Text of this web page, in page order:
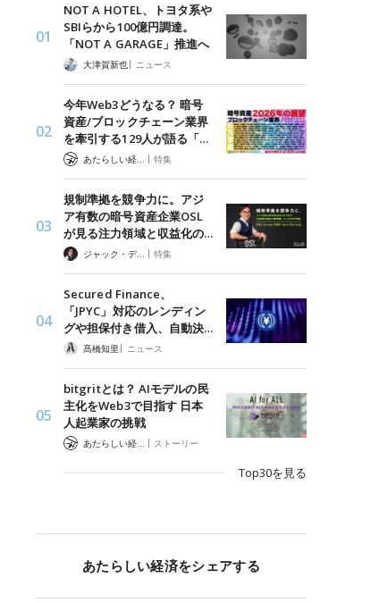
NOT A HOTEL、トヨタ系や
SBIらから100億円調達。
「NOT A GARAGE」推進へ
大津賀新也| ニュース
今年Web3どうなる？ 暗号
資産/ブロックチェーン業界
を牽引する129人が語る「…
| 特集
規制準拠を競争力に。アジ
ア有数の暗号資産企業OSL
が見る注力領域と収益化の…
ジャック・デロン（Jack Derong） | 特集
Secured Finance、
「JPYC」対応のレンディン
グや担保付き借入、自動決…
髙橋知里 | ニュース
bitgritとは？ AIモデルの民
主化をWeb3で目指す 日本
人起業家の挑戦
| ストーリー
Top30を見る
あたらしい経済をシェアする